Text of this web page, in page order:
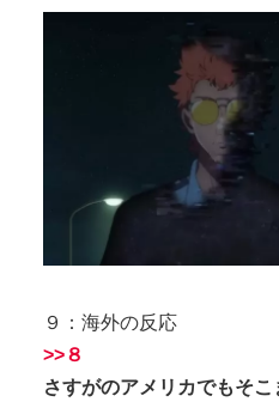
９：海外の反応
>>８
さすがのアメリカでもそ